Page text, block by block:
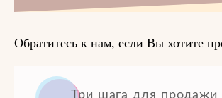
Обратитесь к нам, если Вы хотите
Три шага для